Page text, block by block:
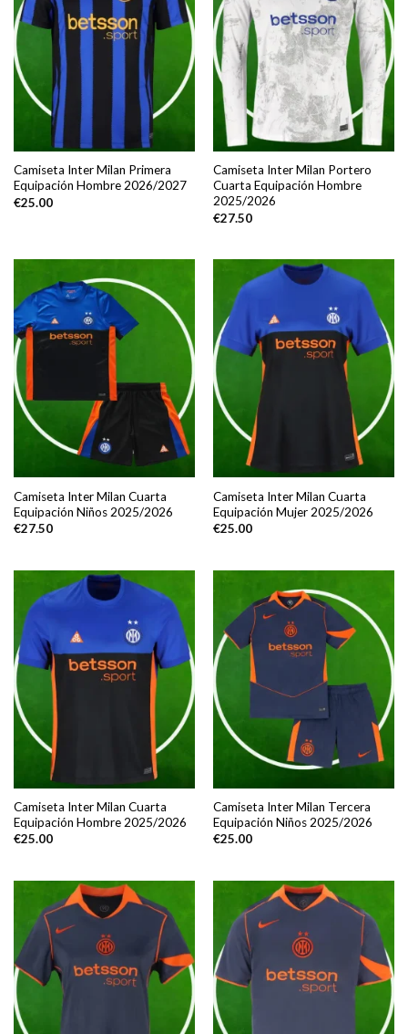
Camiseta Inter Milan Primera
Equipación Hombre 2026/2027
€25.00
Camiseta Inter Milan Portero
Cuarta Equipación Hombre
2025/2026
€27.50
Camiseta Inter Milan Cuarta
Equipación Niños 2025/2026
€27.50
Camiseta Inter Milan Cuarta
Equipación Mujer 2025/2026
€25.00
Camiseta Inter Milan Cuarta
Equipación Hombre 2025/2026
€25.00
Camiseta Inter Milan Tercera
Equipación Niños 2025/2026
€25.00